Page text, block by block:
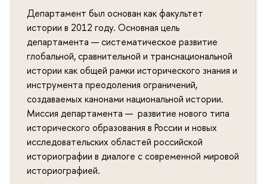
Департамент был основан как факультет
истории в 2012 году. Основная цель
департамента — систематическое развитие
глобальной, сравнительной и транснациональной
истории как общей рамки исторического знания и
инструмента преодоления ограничений,
создаваемых канонами национальной истории.
Миссия департамента — развитие нового типа
исторического образования в России и новых
исследовательских областей российской
историографии в диалоге с современной мировой
историографией.